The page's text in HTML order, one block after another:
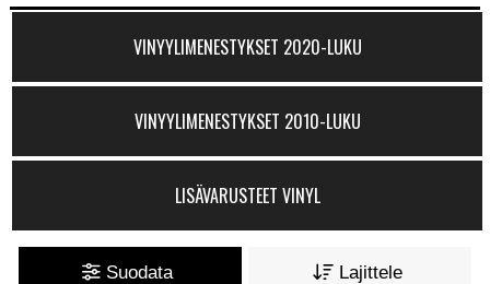
VINYYLIMENESTYKSET 2020-LUKU
VINYYLIMENESTYKSET 2010-LUKU
LISÄVARUSTEET VINYL
Suodata Lajittele